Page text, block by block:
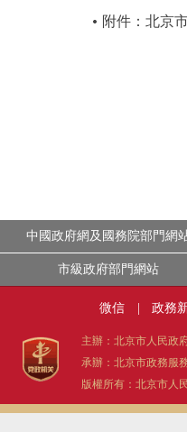
附件：北京
中國政府網及國務院部門網
市級政府部門網站
微信 政務
主辦：北京市人民政
承辦：北京市政務服
版權所有：北京市人